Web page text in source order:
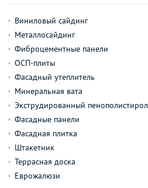
Виниловый сайдинг
Металлосайдинг
Фиброцементные панели
ОСП-плиты
Фасадный утеплитель
Минеральная вата
Экструдированный пенополистирол
Фасадные панели
Фасадная плитка
Штакетник
Террасная доска
Еврожалюзи